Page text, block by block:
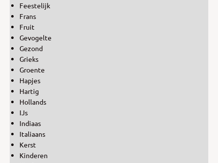
Feestelijk
Frans
Fruit
Gevogelte
Gezond
Grieks
Groente
Hapjes
Hartig
Hollands
IJs
Indiaas
Italiaans
Kerst
Kinderen